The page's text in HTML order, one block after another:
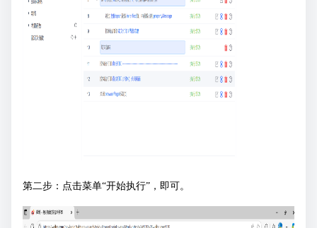
第二步：点击菜单“开始执行”，即可。